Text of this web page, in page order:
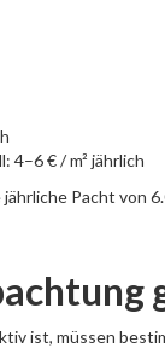
€ / m² jährlich
Pacht von
ist, müssen